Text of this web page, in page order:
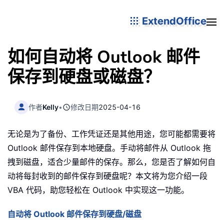
ExtendOffice
如何自动将 Outlook 邮件
保存到硬盘或磁盘？
作者Kelly• 修改日期2025-04-16
无论是为了备份、工作凭证还是其他用途，您可能都需要将
Outlook 邮件保存到本地硬盘。手动将邮件从 Outlook 拖
拽到磁盘，适合少量邮件的保存。那么，您是否了解如何自
动将每封收到的邮件保存到硬盘呢？本文将为您介绍一段
VBA 代码，助您轻松在 Outlook 中实现这一功能。
自动将 Outlook 邮件保存到硬盘/磁盘